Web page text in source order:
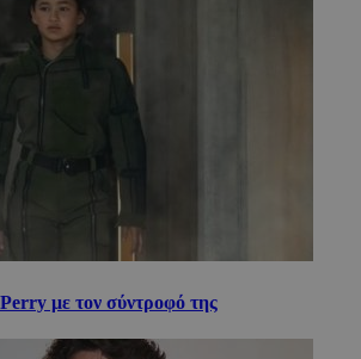
με τον σύντροφό της